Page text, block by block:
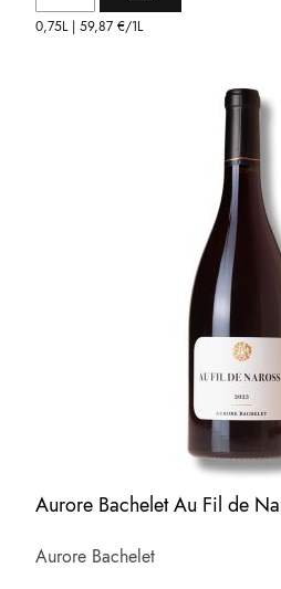
0,75L |59,87 €/1L
Aurore Bachelet Au Fil de
Aurore Bachelet